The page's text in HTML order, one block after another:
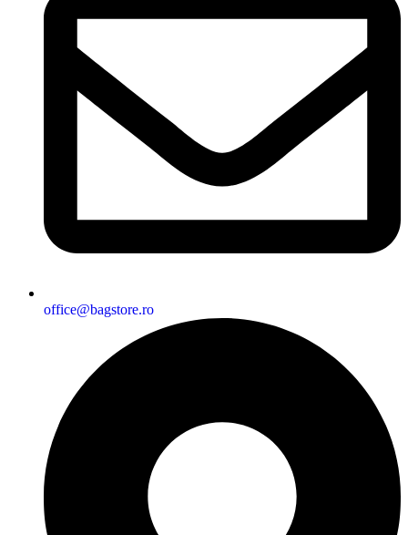
office@bagstore.ro